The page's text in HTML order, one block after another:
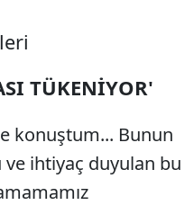
TÜKENİYOR'
konuştum... Bunun
ihtiyaç duyulan bu